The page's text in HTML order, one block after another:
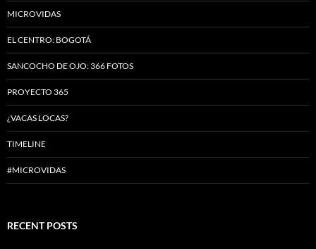
MICROVIDAS
EL CENTRO: BOGOTÁ
SANCOCHO DE OJO: 366 FOTOS
PROYECTO 365
¿VACAS LOCAS?
TIMELINE
#MICROVIDAS
RECENT POSTS